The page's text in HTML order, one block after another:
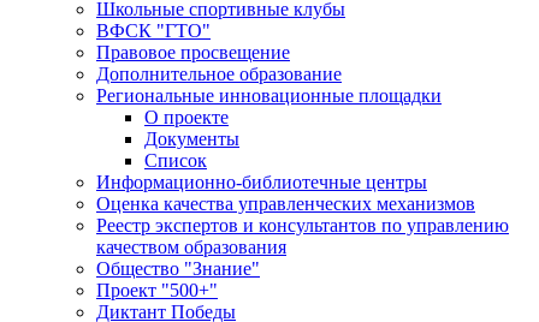
Школьные спортивные клубы
ВФСК "ГТО"
Правовое просвещение
Дополнительное образование
Региональные инновационные площадки
О проекте
Документы
Список
Информационно-библиотечные центры
Оценка качества управленческих механизмов
Реестр экспертов и консультантов по управлению
качеством образования
Общество "Знание"
Проект "500+"
Диктант Победы